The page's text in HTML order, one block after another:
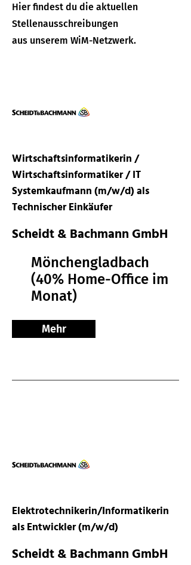
Hier findest du die aktuellen
Stellenausschreibungen
aus unserem WiM-Netzwerk.
Wirtschaftsinformatikerin /
Wirtschaftsinformatiker / IT
Systemkaufmann (m/w/d) als
Technischer Einkäufer
Scheidt & Bachmann GmbH
Mönchengladbach
(40% Home-Office im
Monat)
Mehr
Elektrotechnikerin/Informatikerin
als Entwickler (m/w/d)
Scheidt & Bachmann GmbH